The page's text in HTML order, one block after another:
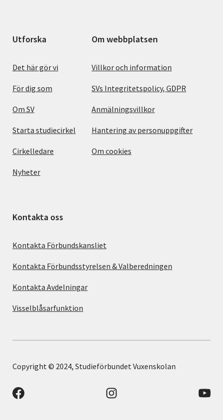
Utforska
Det här gör vi
För dig som
Om SV
Starta studiecirkel
Cirkelledare
Nyheter
Om webbplatsen
Villkor och information
SVs Integritetspolicy, GDPR
Anmälningsvillkor
Hantering av personuppgifter
Om cookies
Kontakta oss
Kontakta Förbundskansliet
Kontakta Förbundsstyrelsen & Valberedningen
Kontakta Avdelningar
Visselblåsarfunktion
Copyright © 2024, Studieförbundet Vuxenskolan